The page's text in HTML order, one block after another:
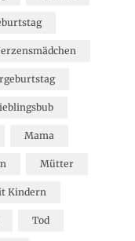
Mama
Mütter
Kindern
Tod